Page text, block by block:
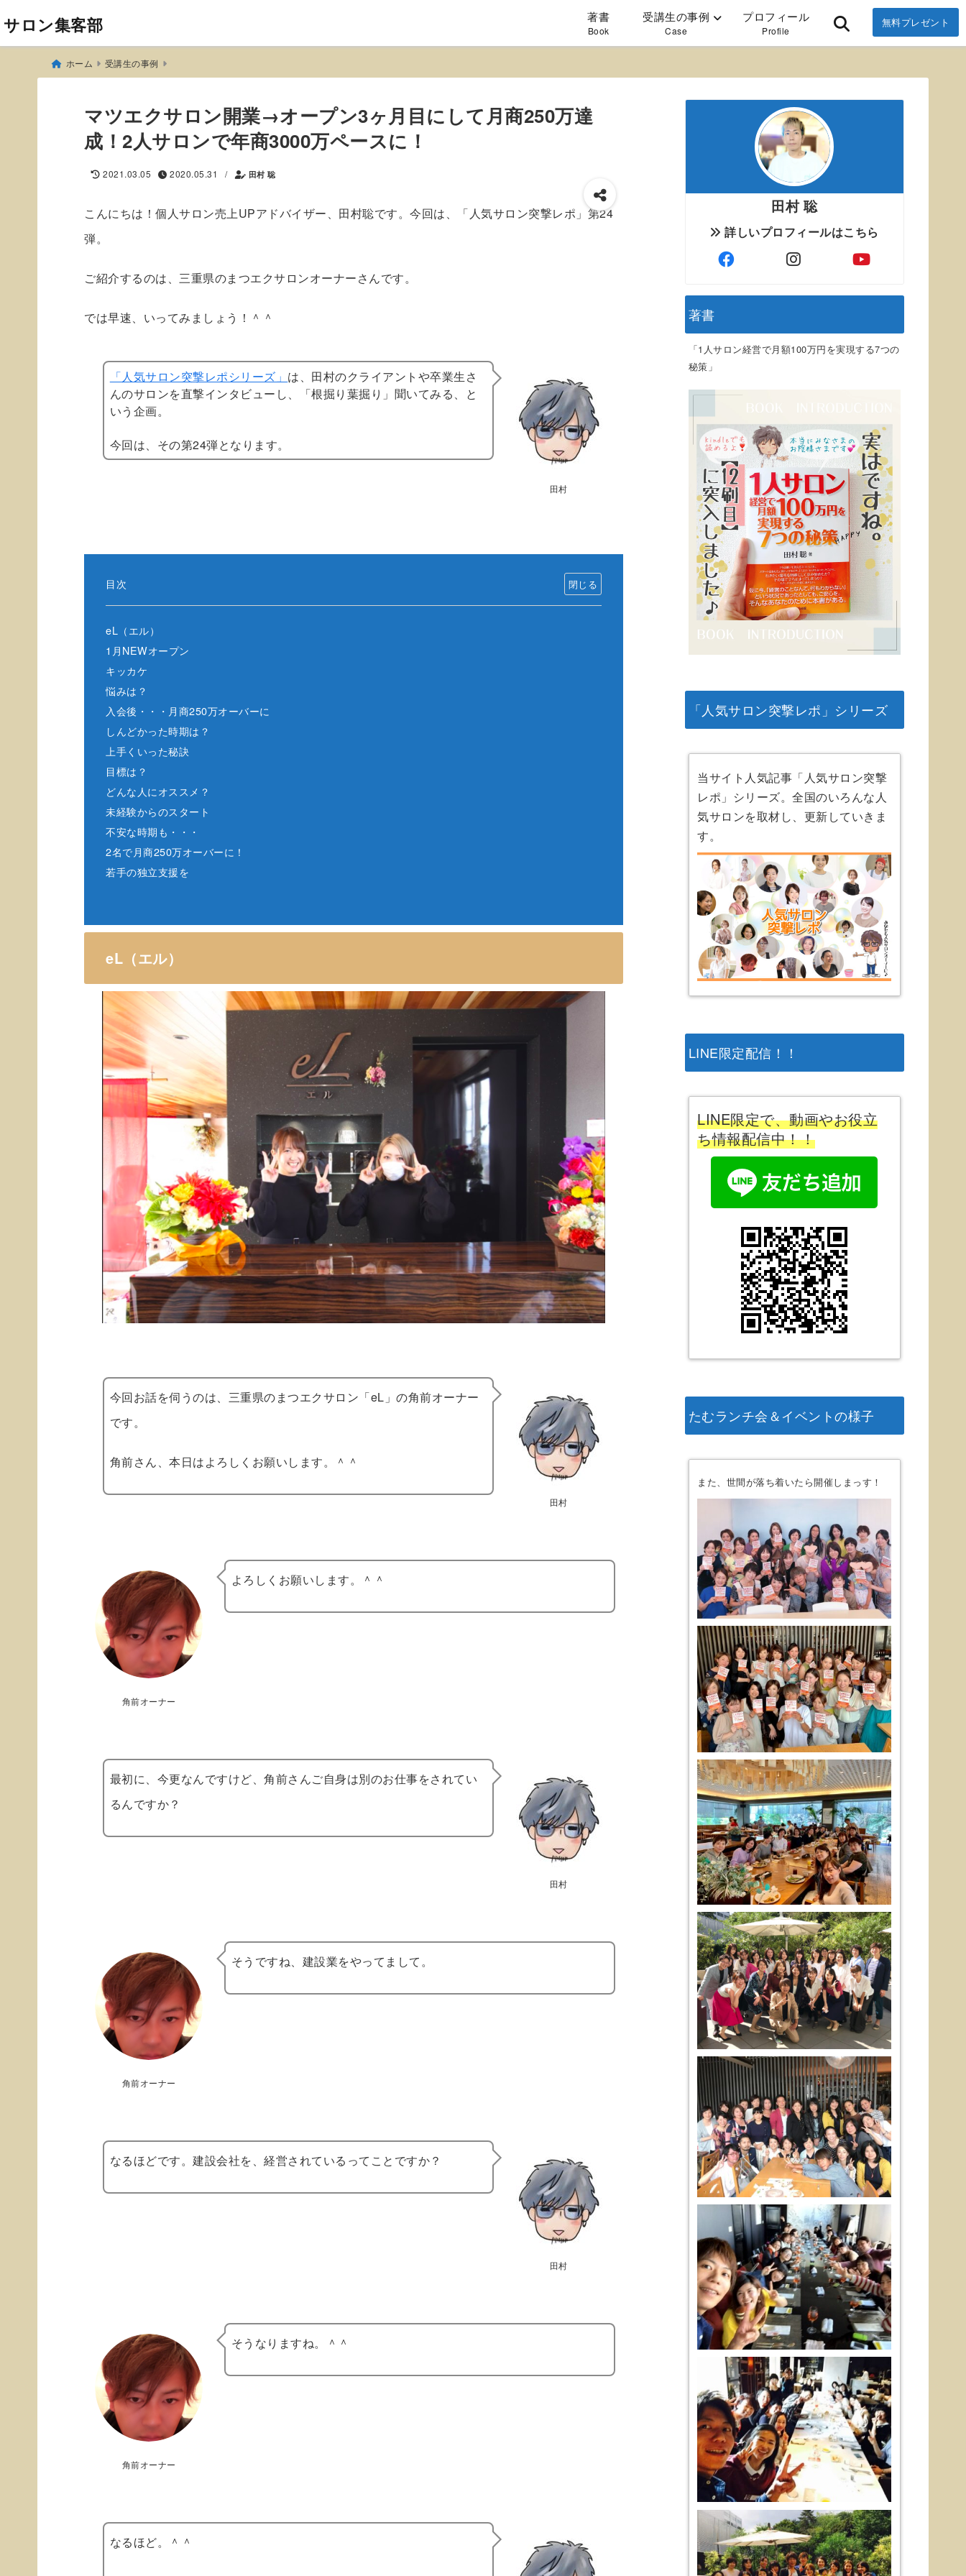
サロン集客部 著書
Book
受講生の事例
Case
プロフィール
Profile
無料プレゼント
ホーム 受講生の事例
マツエクサロン開業→オープン3ヶ月目にして月商250万達
成！2人サロンで年商3000万ペースに！
2021.03.05 2020.05.31 / 田村 聡
こんにちは！個人サロン売上UPアドバイザー、田村聡です。今回は、「人気サロン突撃レポ」第24
弾。
ご紹介するのは、三重県のまつエクサロンオーナーさんです。
では早速、いってみましょう！＾＾
田村
「人気サロン突撃レポシリーズ」 は、田村のクライアントや卒業生さ
んのサロンを直撃インタビューし、「根掘り葉掘り」聞いてみる、と
いう企画。
今回は、その第24弾となります。
目次
eL（エル）
1月NEWオープン
キッカケ
悩みは？
入会後・・・月商250万オーバーに
しんどかった時期は？
上手くいった秘訣
目標は？
どんな人にオススメ？
未経験からのスタート
不安な時期も・・・
2名で月商250万オーバーに！
若手の独立支援を
eL（エル）
田村
今回お話を伺うのは、三重県のまつエクサロン「eL」の角前オーナー
です。
角前さん、本日はよろしくお願いします。＾＾
角前オーナー
よろしくお願いします。＾＾
田村
最初に、今更なんですけど、角前さんご自身は別のお仕事をされてい
るんですか？
角前オーナー
そうですね、建設業をやってまして。
田村
なるほどです。建設会社を、経営されているってことですか？
角前オーナー
そうなりますね。＾＾
なるほど。＾＾
田村 聡
詳しいプロフィールはこちら
著書
「1人サロン経営で月額100万円を実現する7つの
秘策」
「人気サロン突撃レポ」シリーズ
当サイト人気記事「人気サロン突撃
レポ」シリーズ。全国のいろんな人
気サロンを取材し、更新していきま
す。
LINE限定配信！！
LINE限定で、動画やお役立
ち情報配信中！！
たむランチ会＆イベントの様子
また、世間が落ち着いたら開催しまっす！